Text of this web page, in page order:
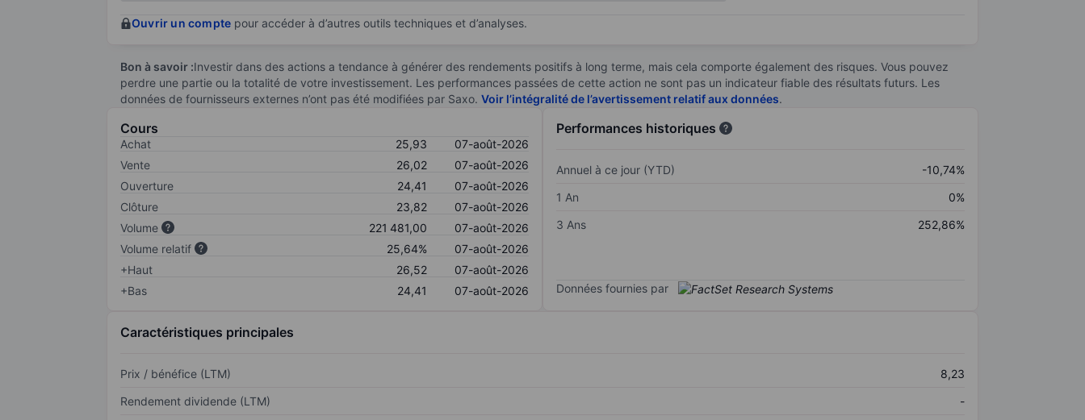
Ouvrir un compte pour accéder à d’autres outils techniques et d’analyses.
Bon à savoir :Investir dans des actions a tendance à générer des rendements positifs à long terme, mais cela comporte également des risques. Vous pouvez
perdre une partie ou la totalité de votre investissement. Les performances passées de cette action ne sont pas un indicateur fiable des résultats futurs. Les
données de fournisseurs externes n’ont pas été modifiées par Saxo. Voir l’intégralité de l’avertissement relatif aux données.
Cours
Achat 25,93
07-août-2026
Vente
26,02
07-août-2026
Ouverture
24,41
07-août-2026
Clôture
23,82
07-août-2026
Volume
221 481,00
07-août-2026
Volume relatif
25,64%
07-août-2026
+Haut
26,52
07-août-2026
+Bas
24,41 07-août-2026
Performances historiques
Annuel à ce jour (YTD)
-10,74%
1 An
0%
3 Ans
252,86%
Données fournies par
Caractéristiques principales
Prix / bénéfice (LTM)
8,23
Rendement dividende (LTM)
-